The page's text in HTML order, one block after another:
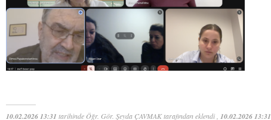
10.02.2026 13:31 tarihinde Öğr. Gör. Şeyda ÇAVMAK tarafından eklendi , 10.02.2026 13:31